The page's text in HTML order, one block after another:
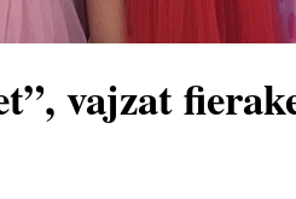
vajzat